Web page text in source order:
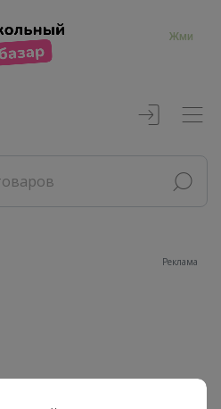
Жми
Реклама